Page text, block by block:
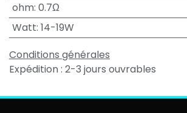
ohm: 0.7Ω
Watt: 14-19W
Conditions générales
Expédition : 2-3 jours ouvrables